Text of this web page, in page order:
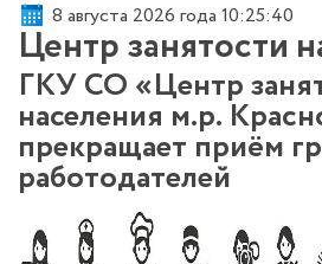
8 августа 2026 года 10:25:40
Центр занятости
ГКУ СО «Центр
населения м.р.
прекращает приём
работодателей